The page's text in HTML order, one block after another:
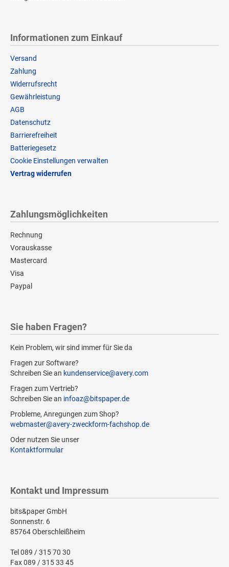
Informationen zum Einkauf
Versand
Zahlung
Widerrufsrecht
Gewährleistung
AGB
Datenschutz
Barrierefreiheit
Batteriegesetz
Cookie Einstellungen verwalten
Vertrag widerrufen
Zahlungsmöglichkeiten
Rechnung
Vorauskasse
Mastercard
Visa
Paypal
Sie haben Fragen?
Kein Problem, wir sind immer für Sie da
Fragen zur Software?
Schreiben Sie an kundenservice@avery.com
Fragen zum Vertrieb?
Schreiben Sie an infoaz@bitspaper.de
Probleme, Anregungen zum Shop?
webmaster@avery-zweckform-fachshop.de
Oder nutzen Sie unser
Kontaktformular
Kontakt und Impressum
bits&paper GmbH
Sonnenstr. 6
85764 Oberschleißheim
Tel 089 / 315 70 30
Fax 089 / 315 33 45